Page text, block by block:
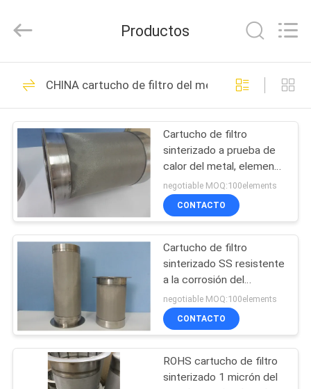
HOGAR
PRODUCTOS
VÍDEOS
DEMOSTRACIÓN
DE
SOBRE
NOSOTROS
VIAJE
Materials
Rights
Fibra sinterizada del
metal
30
fibra del acero
inoxidable
22
11
Productos
CHINA cartucho de filtro del metal
Cartucho de filtro
sinterizado a prueba de
calor del metal, elemento
filtrante del metal 6um
negotiable MOQ:100elements
CONTACTO
Cartucho de filtro
sinterizado SS resistente
a la corrosión del
diámetro de 60m m para
la protección del medio
ambiente
negotiable MOQ:100elements
CONTACTO
ROHS cartucho de filtro
sinterizado 1 micrón del